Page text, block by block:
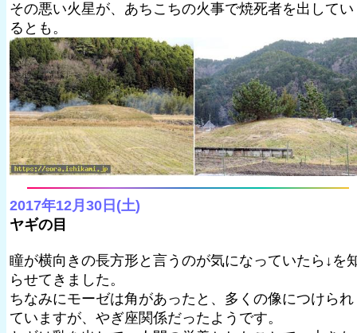
その悪い火星が、あちこちの火事で焼死者を出してい
るとも。
2017年12月30日(土)
ヤギの目
瞳が横向きの長方形と言うのが気になっていたら↓を
らせてきました。
ちなみにモーゼは角があったと、多くの像につけられ
ていますが、やぎ座関係だったようです。